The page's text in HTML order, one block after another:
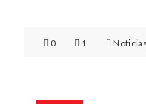
0 1 Noticias